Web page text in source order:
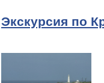
Экскурсия по